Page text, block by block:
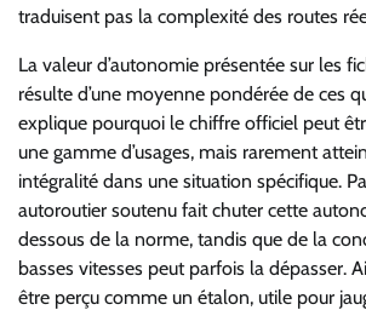
traduisent pas la complexité des routes
La valeur d’autonomie présentée sur les
résulte d’une moyenne pondérée de ces
explique pourquoi le chiffre officiel peut
une gamme d’usages, mais rarement
intégralité dans une situation spécifique.
autoroutier soutenu fait chuter cette
dessous de la norme, tandis que de la
basses vitesses peut parfois la dépasser.
être perçu comme un étalon, utile pour